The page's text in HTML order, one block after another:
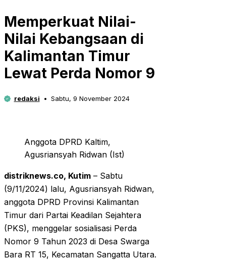
Memperkuat Nilai-
Nilai Kebangsaan di
Kalimantan Timur
Lewat Perda Nomor 9
redaksi Sabtu, 9 November 2024
Anggota DPRD Kaltim,
Agusriansyah Ridwan (Ist)
distriknews.co, Kutim – Sabtu
(9/11/2024) lalu, Agusriansyah Ridwan,
anggota DPRD Provinsi Kalimantan
Timur dari Partai Keadilan Sejahtera
(PKS), menggelar sosialisasi Perda
Nomor 9 Tahun 2023 di Desa Swarga
Bara RT 15, Kecamatan Sangatta Utara.